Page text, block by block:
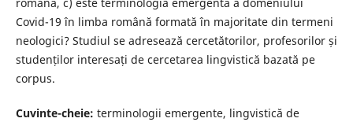
Covid-19 în limba română formată în majoritate din termeni
neologici? Studiul se adresează cercetătorilor, profesorilor și
studenților interesați de cercetarea lingvistică bazată pe
corpus.
Cuvinte-cheie: terminologii emergente, lingvistică de